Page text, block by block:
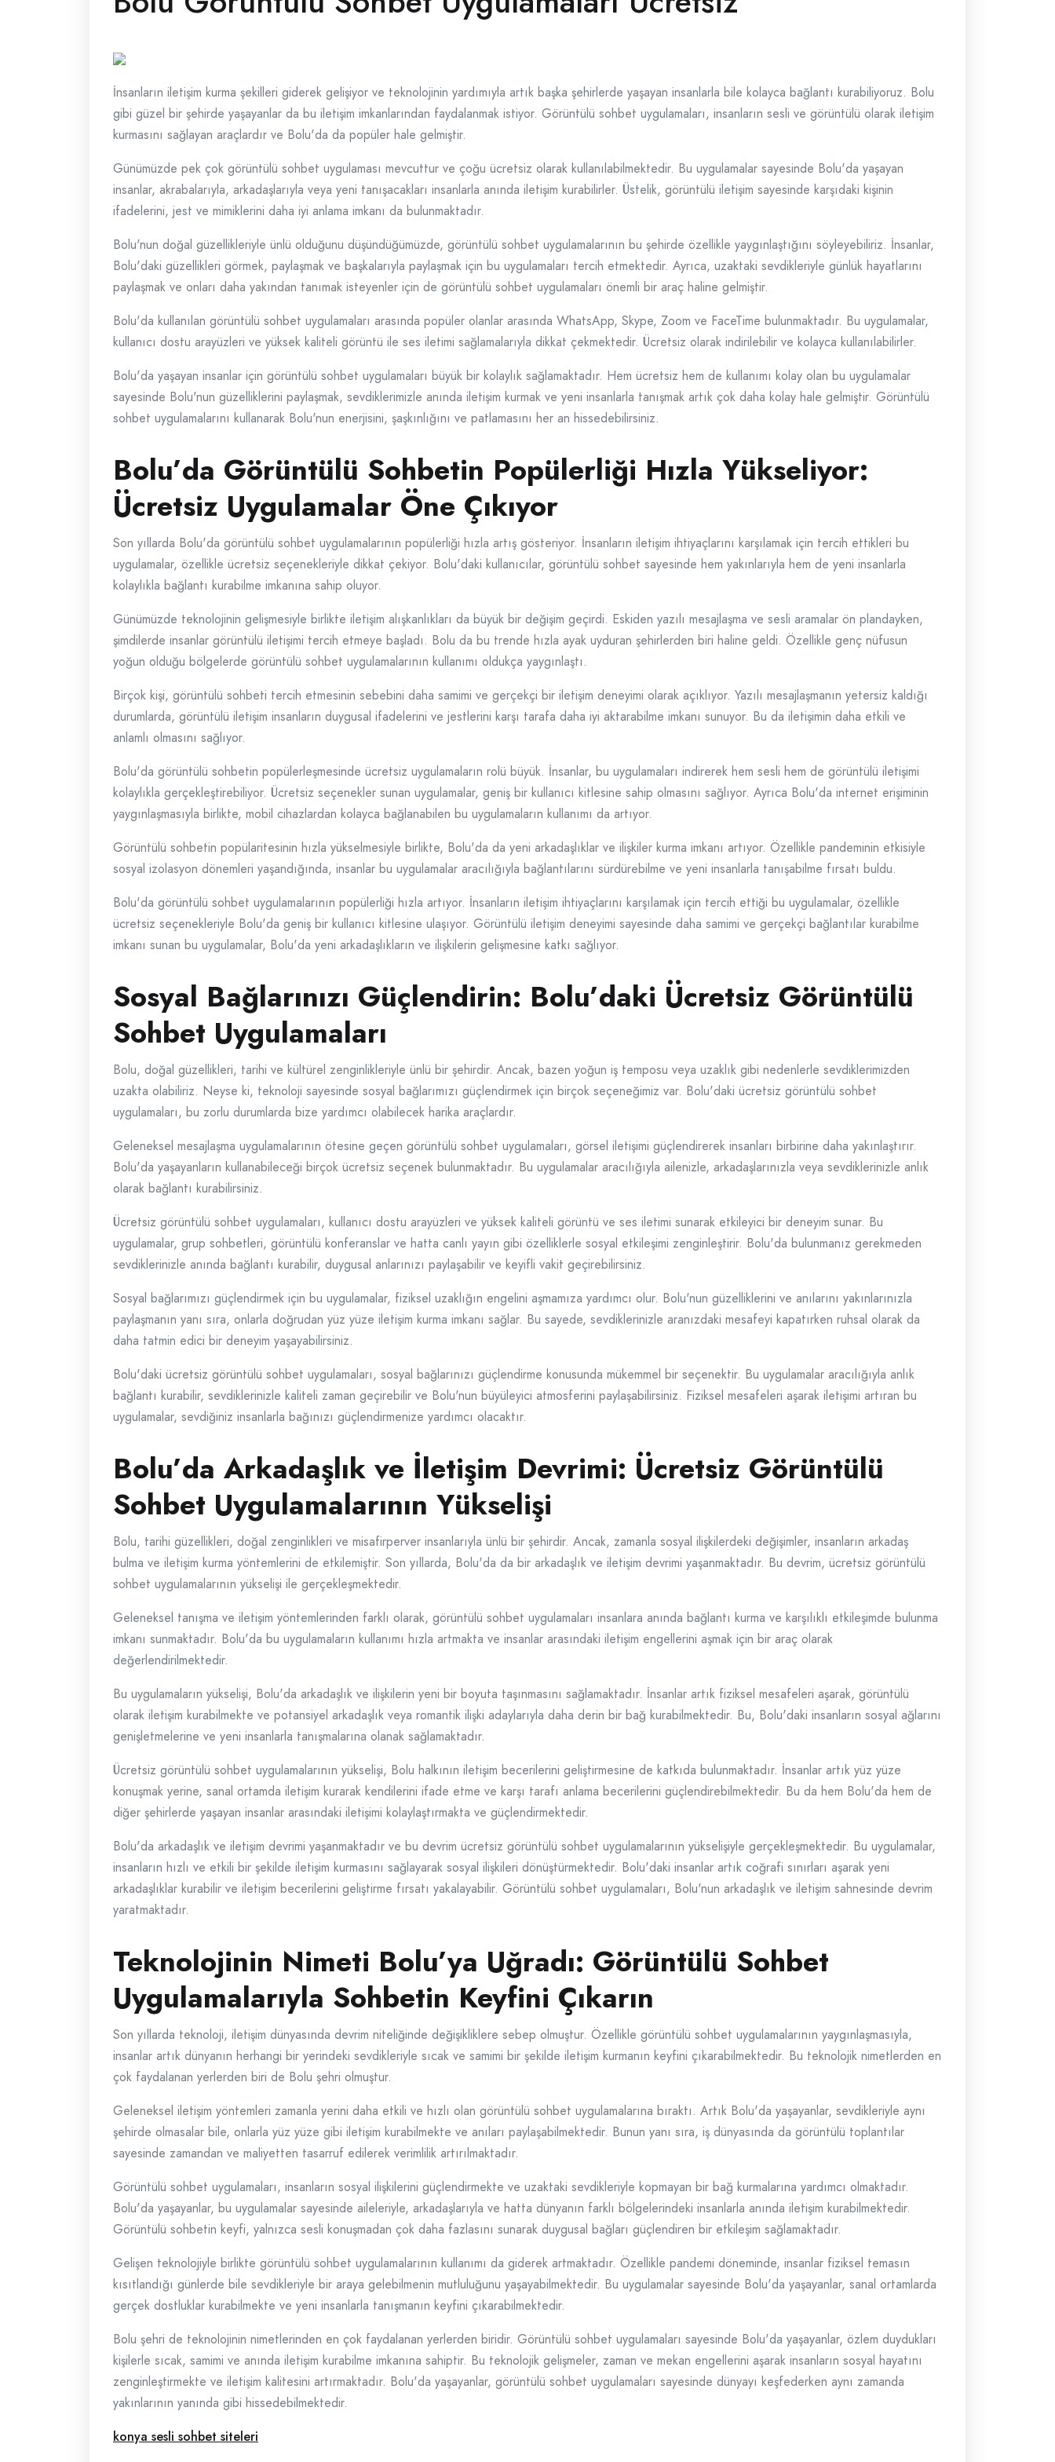
İnsanların iletişim kurma şekilleri giderek gelişiyor ve teknolojinin yardımıyla artık başka şehirlerde yaşayan insanlarla bile kolayca bağlantı kurabiliyoruz. Bolu
gibi güzel bir şehirde yaşayanlar da bu iletişim imkanlarından faydalanmak istiyor. Görüntülü sohbet uygulamaları, insanların sesli ve görüntülü olarak iletişim
kurmasını sağlayan araçlardır ve Bolu'da da popüler hale gelmiştir.
Günümüzde pek çok görüntülü sohbet uygulaması mevcuttur ve çoğu ücretsiz olarak kullanılabilmektedir. Bu uygulamalar sayesinde Bolu'da yaşayan
insanlar, akrabalarıyla, arkadaşlarıyla veya yeni tanışacakları insanlarla anında iletişim kurabilirler. Üstelik, görüntülü iletişim sayesinde karşıdaki kişinin
ifadelerini, jest ve mimiklerini daha iyi anlama imkanı da bulunmaktadır.
Bolu'nun doğal güzellikleriyle ünlü olduğunu düşündüğümüzde, görüntülü sohbet uygulamalarının bu şehirde özellikle yaygınlaştığını söyleyebiliriz. İnsanlar,
Bolu'daki güzellikleri görmek, paylaşmak ve başkalarıyla paylaşmak için bu uygulamaları tercih etmektedir. Ayrıca, uzaktaki sevdikleriyle günlük hayatlarını
paylaşmak ve onları daha yakından tanımak isteyenler için de görüntülü sohbet uygulamaları önemli bir araç haline gelmiştir.
Bolu'da kullanılan görüntülü sohbet uygulamaları arasında popüler olanlar arasında WhatsApp, Skype, Zoom ve FaceTime bulunmaktadır. Bu uygulamalar,
kullanıcı dostu arayüzleri ve yüksek kaliteli görüntü ile ses iletimi sağlamalarıyla dikkat çekmektedir. Ücretsiz olarak indirilebilir ve kolayca kullanılabilirler.
Bolu'da yaşayan insanlar için görüntülü sohbet uygulamaları büyük bir kolaylık sağlamaktadır. Hem ücretsiz hem de kullanımı kolay olan bu uygulamalar
sayesinde Bolu'nun güzelliklerini paylaşmak, sevdiklerimizle anında iletişim kurmak ve yeni insanlarla tanışmak artık çok daha kolay hale gelmiştir. Görüntülü
sohbet uygulamalarını kullanarak Bolu'nun enerjisini, şaşkınlığını ve patlamasını her an hissedebilirsiniz.
Bolu’da Görüntülü Sohbetin Popülerliği Hızla Yükseliyor:
Ücretsiz Uygulamalar Öne Çıkıyor
Son yıllarda Bolu'da görüntülü sohbet uygulamalarının popülerliği hızla artış gösteriyor. İnsanların iletişim ihtiyaçlarını karşılamak için tercih ettikleri bu
uygulamalar, özellikle ücretsiz seçenekleriyle dikkat çekiyor. Bolu'daki kullanıcılar, görüntülü sohbet sayesinde hem yakınlarıyla hem de yeni insanlarla
kolaylıkla bağlantı kurabilme imkanına sahip oluyor.
Günümüzde teknolojinin gelişmesiyle birlikte iletişim alışkanlıkları da büyük bir değişim geçirdi. Eskiden yazılı mesajlaşma ve sesli aramalar ön plandayken,
şimdilerde insanlar görüntülü iletişimi tercih etmeye başladı. Bolu da bu trende hızla ayak uyduran şehirlerden biri haline geldi. Özellikle genç nüfusun
yoğun olduğu bölgelerde görüntülü sohbet uygulamalarının kullanımı oldukça yaygınlaştı.
Birçok kişi, görüntülü sohbeti tercih etmesinin sebebini daha samimi ve gerçekçi bir iletişim deneyimi olarak açıklıyor. Yazılı mesajlaşmanın yetersiz kaldığı
durumlarda, görüntülü iletişim insanların duygusal ifadelerini ve jestlerini karşı tarafa daha iyi aktarabilme imkanı sunuyor. Bu da iletişimin daha etkili ve
anlamlı olmasını sağlıyor.
Bolu'da görüntülü sohbetin popülerleşmesinde ücretsiz uygulamaların rolü büyük. İnsanlar, bu uygulamaları indirerek hem sesli hem de görüntülü iletişimi
kolaylıkla gerçekleştirebiliyor. Ücretsiz seçenekler sunan uygulamalar, geniş bir kullanıcı kitlesine sahip olmasını sağlıyor. Ayrıca Bolu'da internet erişiminin
yaygınlaşmasıyla birlikte, mobil cihazlardan kolayca bağlanabilen bu uygulamaların kullanımı da artıyor.
Görüntülü sohbetin popülaritesinin hızla yükselmesiyle birlikte, Bolu'da da yeni arkadaşlıklar ve ilişkiler kurma imkanı artıyor. Özellikle pandeminin etkisiyle
sosyal izolasyon dönemleri yaşandığında, insanlar bu uygulamalar aracılığıyla bağlantılarını sürdürebilme ve yeni insanlarla tanışabilme fırsatı buldu.
Bolu'da görüntülü sohbet uygulamalarının popülerliği hızla artıyor. İnsanların iletişim ihtiyaçlarını karşılamak için tercih ettiği bu uygulamalar, özellikle
ücretsiz seçenekleriyle Bolu'da geniş bir kullanıcı kitlesine ulaşıyor. Görüntülü iletişim deneyimi sayesinde daha samimi ve gerçekçi bağlantılar kurabilme
imkanı sunan bu uygulamalar, Bolu'da yeni arkadaşlıkların ve ilişkilerin gelişmesine katkı sağlıyor.
Sosyal Bağlarınızı Güçlendirin: Bolu’daki Ücretsiz Görüntülü
Sohbet Uygulamaları
Bolu, doğal güzellikleri, tarihi ve kültürel zenginlikleriyle ünlü bir şehirdir. Ancak, bazen yoğun iş temposu veya uzaklık gibi nedenlerle sevdiklerimizden
uzakta olabiliriz. Neyse ki, teknoloji sayesinde sosyal bağlarımızı güçlendirmek için birçok seçeneğimiz var. Bolu'daki ücretsiz görüntülü sohbet
uygulamaları, bu zorlu durumlarda bize yardımcı olabilecek harika araçlardır.
Geleneksel mesajlaşma uygulamalarının ötesine geçen görüntülü sohbet uygulamaları, görsel iletişimi güçlendirerek insanları birbirine daha yakınlaştırır.
Bolu'da yaşayanların kullanabileceği birçok ücretsiz seçenek bulunmaktadır. Bu uygulamalar aracılığıyla ailenizle, arkadaşlarınızla veya sevdiklerinizle anlık
olarak bağlantı kurabilirsiniz.
Ücretsiz görüntülü sohbet uygulamaları, kullanıcı dostu arayüzleri ve yüksek kaliteli görüntü ve ses iletimi sunarak etkileyici bir deneyim sunar. Bu
uygulamalar, grup sohbetleri, görüntülü konferanslar ve hatta canlı yayın gibi özelliklerle sosyal etkileşimi zenginleştirir. Bolu'da bulunmanız gerekmeden
sevdiklerinizle anında bağlantı kurabilir, duygusal anlarınızı paylaşabilir ve keyifli vakit geçirebilirsiniz.
Sosyal bağlarımızı güçlendirmek için bu uygulamalar, fiziksel uzaklığın engelini aşmamıza yardımcı olur. Bolu'nun güzelliklerini ve anılarını yakınlarınızla
paylaşmanın yanı sıra, onlarla doğrudan yüz yüze iletişim kurma imkanı sağlar. Bu sayede, sevdiklerinizle aranızdaki mesafeyi kapatırken ruhsal olarak da
daha tatmin edici bir deneyim yaşayabilirsiniz.
Bolu'daki ücretsiz görüntülü sohbet uygulamaları, sosyal bağlarınızı güçlendirme konusunda mükemmel bir seçenektir. Bu uygulamalar aracılığıyla anlık
bağlantı kurabilir, sevdiklerinizle kaliteli zaman geçirebilir ve Bolu'nun büyüleyici atmosferini paylaşabilirsiniz. Fiziksel mesafeleri aşarak iletişimi artıran bu
uygulamalar, sevdiğiniz insanlarla bağınızı güçlendirmenize yardımcı olacaktır.
Bolu’da Arkadaşlık ve İletişim Devrimi: Ücretsiz Görüntülü
Sohbet Uygulamalarının Yükselişi
Bolu, tarihi güzellikleri, doğal zenginlikleri ve misafirperver insanlarıyla ünlü bir şehirdir. Ancak, zamanla sosyal ilişkilerdeki değişimler, insanların arkadaş
bulma ve iletişim kurma yöntemlerini de etkilemiştir. Son yıllarda, Bolu'da da bir arkadaşlık ve iletişim devrimi yaşanmaktadır. Bu devrim, ücretsiz görüntülü
sohbet uygulamalarının yükselişi ile gerçekleşmektedir.
Geleneksel tanışma ve iletişim yöntemlerinden farklı olarak, görüntülü sohbet uygulamaları insanlara anında bağlantı kurma ve karşılıklı etkileşimde bulunma
imkanı sunmaktadır. Bolu'da bu uygulamaların kullanımı hızla artmakta ve insanlar arasındaki iletişim engellerini aşmak için bir araç olarak
değerlendirilmektedir.
Bu uygulamaların yükselişi, Bolu'da arkadaşlık ve ilişkilerin yeni bir boyuta taşınmasını sağlamaktadır. İnsanlar artık fiziksel mesafeleri aşarak, görüntülü
olarak iletişim kurabilmekte ve potansiyel arkadaşlık veya romantik ilişki adaylarıyla daha derin bir bağ kurabilmektedir. Bu, Bolu'daki insanların sosyal ağlarını
genişletmelerine ve yeni insanlarla tanışmalarına olanak sağlamaktadır.
Ücretsiz görüntülü sohbet uygulamalarının yükselişi, Bolu halkının iletişim becerilerini geliştirmesine de katkıda bulunmaktadır. İnsanlar artık yüz yüze
konuşmak yerine, sanal ortamda iletişim kurarak kendilerini ifade etme ve karşı tarafı anlama becerilerini güçlendirebilmektedir. Bu da hem Bolu'da hem de
diğer şehirlerde yaşayan insanlar arasındaki iletişimi kolaylaştırmakta ve güçlendirmektedir.
Bolu'da arkadaşlık ve iletişim devrimi yaşanmaktadır ve bu devrim ücretsiz görüntülü sohbet uygulamalarının yükselişiyle gerçekleşmektedir. Bu uygulamalar,
insanların hızlı ve etkili bir şekilde iletişim kurmasını sağlayarak sosyal ilişkileri dönüştürmektedir. Bolu'daki insanlar artık coğrafi sınırları aşarak yeni
arkadaşlıklar kurabilir ve iletişim becerilerini geliştirme fırsatı yakalayabilir. Görüntülü sohbet uygulamaları, Bolu'nun arkadaşlık ve iletişim sahnesinde devrim
yaratmaktadır.
Teknolojinin Nimeti Bolu’ya Uğradı: Görüntülü Sohbet
Uygulamalarıyla Sohbetin Keyfini Çıkarın
Son yıllarda teknoloji, iletişim dünyasında devrim niteliğinde değişikliklere sebep olmuştur. Özellikle görüntülü sohbet uygulamalarının yaygınlaşmasıyla,
insanlar artık dünyanın herhangi bir yerindeki sevdikleriyle sıcak ve samimi bir şekilde iletişim kurmanın keyfini çıkarabilmektedir. Bu teknolojik nimetlerden en
çok faydalanan yerlerden biri de Bolu şehri olmuştur.
Geleneksel iletişim yöntemleri zamanla yerini daha etkili ve hızlı olan görüntülü sohbet uygulamalarına bıraktı. Artık Bolu'da yaşayanlar, sevdikleriyle aynı
şehirde olmasalar bile, onlarla yüz yüze gibi iletişim kurabilmekte ve anıları paylaşabilmektedir. Bunun yanı sıra, iş dünyasında da görüntülü toplantılar
sayesinde zamandan ve maliyetten tasarruf edilerek verimlilik artırılmaktadır.
Görüntülü sohbet uygulamaları, insanların sosyal ilişkilerini güçlendirmekte ve uzaktaki sevdikleriyle kopmayan bir bağ kurmalarına yardımcı olmaktadır.
Bolu'da yaşayanlar, bu uygulamalar sayesinde aileleriyle, arkadaşlarıyla ve hatta dünyanın farklı bölgelerindeki insanlarla anında iletişim kurabilmektedir.
Görüntülü sohbetin keyfi, yalnızca sesli konuşmadan çok daha fazlasını sunarak duygusal bağları güçlendiren bir etkileşim sağlamaktadır.
Gelişen teknolojiyle birlikte görüntülü sohbet uygulamalarının kullanımı da giderek artmaktadır. Özellikle pandemi döneminde, insanlar fiziksel temasın
kısıtlandığı günlerde bile sevdikleriyle bir araya gelebilmenin mutluluğunu yaşayabilmektedir. Bu uygulamalar sayesinde Bolu'da yaşayanlar, sanal ortamlarda
gerçek dostluklar kurabilmekte ve yeni insanlarla tanışmanın keyfini çıkarabilmektedir.
Bolu şehri de teknolojinin nimetlerinden en çok faydalanan yerlerden biridir. Görüntülü sohbet uygulamaları sayesinde Bolu'da yaşayanlar, özlem duydukları
kişilerle sıcak, samimi ve anında iletişim kurabilme imkanına sahiptir. Bu teknolojik gelişmeler, zaman ve mekan engellerini aşarak insanların sosyal hayatını
zenginleştirmekte ve iletişim kalitesini artırmaktadır. Bolu'da yaşayanlar, görüntülü sohbet uygulamaları sayesinde dünyayı keşfederken aynı zamanda
yakınlarının yanında gibi hissedebilmektedir.
konya sesli sohbet siteleri